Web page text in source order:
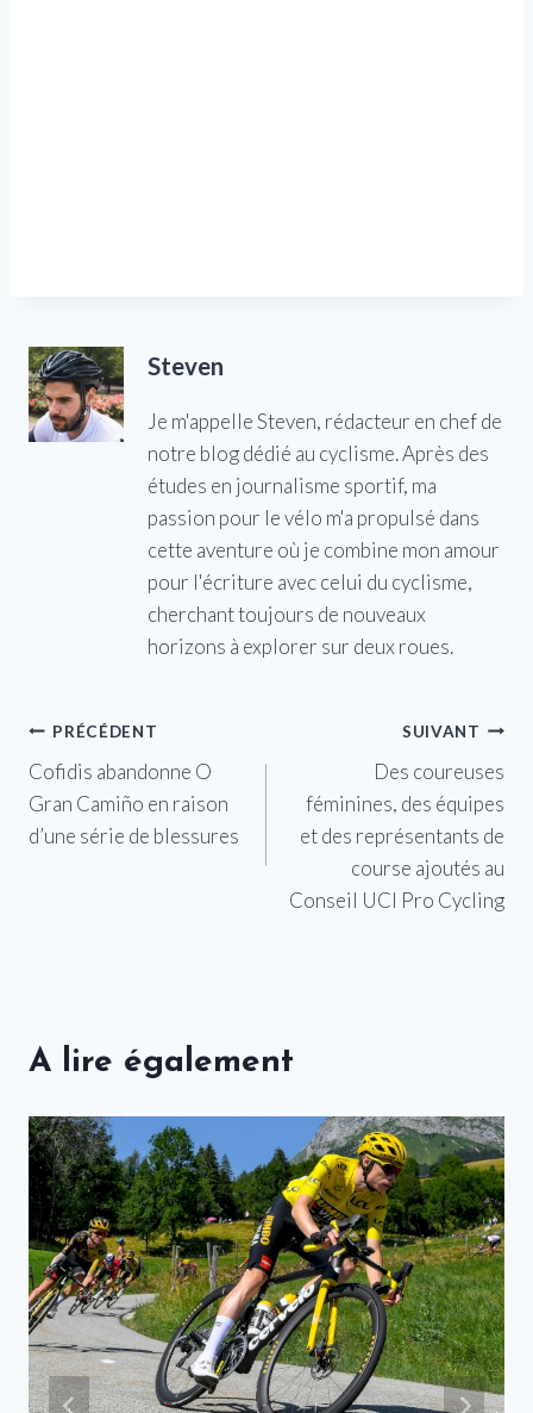
Steven
Je m'appelle Steven, rédacteur en chef de
notre blog dédié au cyclisme. Après des
études en journalisme sportif, ma
passion pour le vélo m'a propulsé dans
cette aventure où je combine mon amour
pour l'écriture avec celui du cyclisme,
cherchant toujours de nouveaux
horizons à explorer sur deux roues.
Navigation
de
l’article
PRÉCÉDENT
Cofidis abandonne O
Gran Camiño en raison
d’une série de blessures
SUIVANT
Des coureuses
féminines, des équipes
et des représentants de
course ajoutés au
Conseil UCI Pro Cycling
A lire également